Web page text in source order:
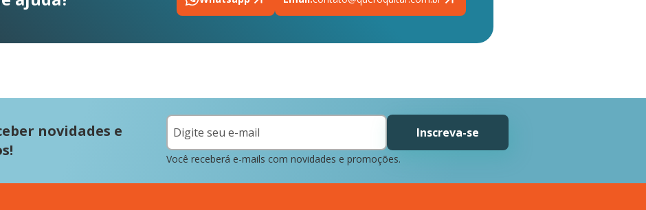
novidades e
Inscreva-se
Você receberá e-mails com novidades e promoções.